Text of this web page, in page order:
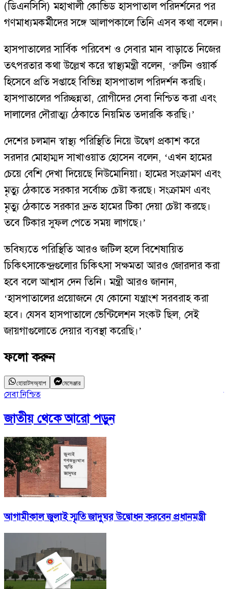
(ডিএনসিসি) মহাখালী কোভিড হাসপাতাল পরিদর্শনের পর
গণমাধ্যমকর্মীদের সঙ্গে আলাপকালে তিনি এসব কথা বলেন।
হাসপাতালের সার্বিক পরিবেশ ও সেবার মান বাড়াতে নিজের
তৎপরতার কথা উল্লেখ করে স্বাস্থ্যমন্ত্রী বলেন, ‘রুটিন ওয়ার্ক
হিসেবে প্রতি সপ্তাহে বিভিন্ন হাসপাতাল পরিদর্শন করছি।
হাসপাতালের পরিচ্ছন্নতা, রোগীদের সেবা নিশ্চিত করা এবং
দালালের দৌরাত্ম্য ঠেকাতে নিয়মিত তদারকি করছি।’
দেশের চলমান স্বাস্থ্য পরিস্থিতি নিয়ে উদ্বেগ প্রকাশ করে
সরদার মোহাম্মদ সাখাওয়াত হোসেন বলেন, ‘এখন হামের
চেয়ে বেশি দেখা দিয়েছে নিউমোনিয়া। হামের সংক্রামণ এবং
মৃত্যু ঠেকাতে সরকার সর্বোচ্চ চেষ্টা করছে। সংক্রামণ এবং
মৃত্যু ঠেকাতে সরকার দ্রুত হামের টিকা দেয়া চেষ্টা করছে।
তবে টিকার সুফল পেতে সময় লাগছে।’
ভবিষ্যতে পরিস্থিতি আরও জটিল হলে বিশেষায়িত
চিকিৎসাকেন্দ্রগুলোর চিকিৎসা সক্ষমতা আরও জোরদার করা
হবে বলে আশ্বাস দেন তিনি। মন্ত্রী আরও জানান,
‘হাসপাতালের প্রয়োজনে যে কোনো যন্ত্রাংশ সরবরাহ করা
হবে। যেসব হাসপাতালে ভেন্টিলেশন সংকট ছিল, সেই
জায়গাগুলোতে দেয়ার ব্যবস্থা করেছি।’
ফলো করুন
হোয়াটসঅ্যাপ মেসেঞ্জার
সেবা নিশ্চিত
জাতীয়থেকে আরো পড়ুন
আগামীকাল জুলাই স্মৃতি জাদুঘর উদ্বোধন করবেন প্রধানমন্ত্রী